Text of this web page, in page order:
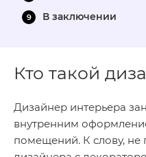
В заключении
Кто такой
Дизайнер интерьера
внутренним
помещений. К слову, не